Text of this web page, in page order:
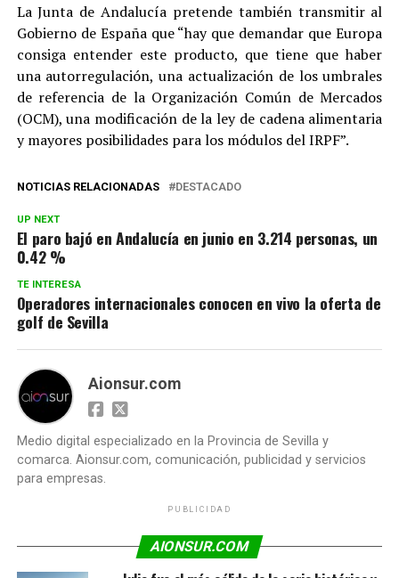
La Junta de Andalucía pretende también transmitir al
Gobierno de España que “hay que demandar que Europa
consiga entender este producto, que tiene que haber
una autorregulación, una actualización de los umbrales
de referencia de la Organización Común de Mercados
(OCM), una modificación de la ley de cadena alimentaria
y mayores posibilidades para los módulos del IRPF”.
NOTICIAS RELACIONADAS DESTACADO
UP NEXT
El paro bajó en Andalucía en junio en 3.214 personas, un
0.42 %
TE INTERESA
Operadores internacionales conocen en vivo la oferta de
golf de Sevilla
Aionsur.com
Medio digital especializado en la Provincia de Sevilla y
comarca. Aionsur.com, comunicación, publicidad y servicios
para empresas.
PUBLICIDAD
AIONSUR.COM